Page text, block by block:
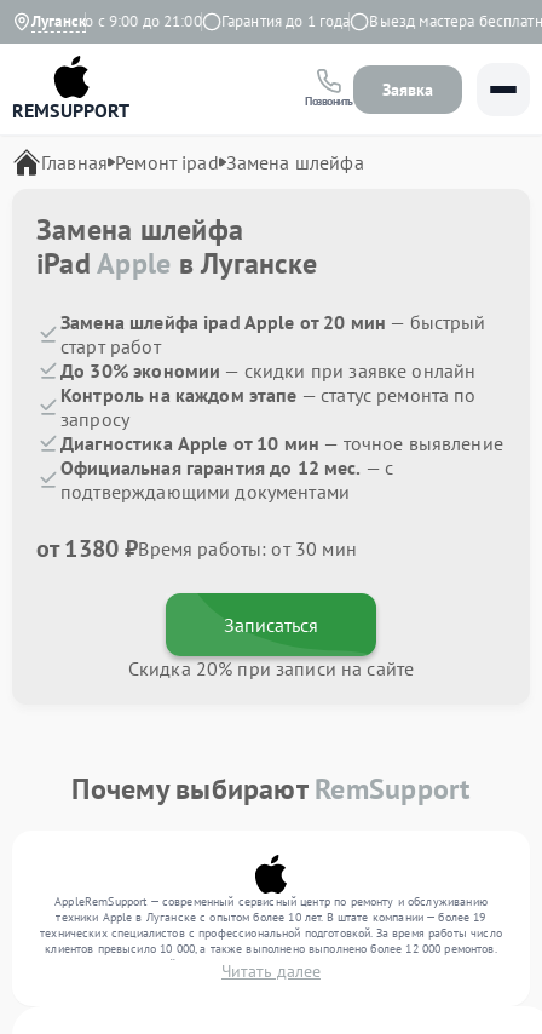
Луганскс 9:00 до 21:00 Гарантия до 1 года Выезд мастера бесплатно
REMSUPPORT Позвонить
Заявка
Главная Ремонт ipad Замена шлейфа
Замена шлейфа
iPadApple в Луганске
Замена шлейфа ipad Apple от 20 мин — быстрый
старт работ
До 30% экономии — скидки при заявке онлайн
Контроль на каждом этапе — статус ремонта по
запросу
Диагностика Apple от 10 мин — точное выявление
Официальная гарантия до 12 мес. — с
подтверждающими документами
от 1380 ₽Время работы: от 30 мин
Записаться
Скидка 20% при записи на сайте
Почему выбираютRemSupport
AppleRemSupport — современный сервисный центр по ремонту и обслуживанию
техники Apple в Луганске с опытом более 10 лет. В штате компании — более 19
технических специалистов с профессиональной подготовкой. За время работы число
клиентов превысило 10 000, а также выполнено выполнено более 12 000 ремонтов.
Ежемесячно в сервисный центр поступает свыше 300 единиц техники, включая , , . Мы
выполняем ремонт различного уровня сложности и предлагаем стабильный уровень
Читать далее